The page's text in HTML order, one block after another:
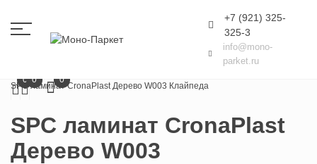
+7 (921) 325-
325-3
info@mono-
parket.ru
0 0 0
SPC ламинат CronaPlast Дерево W003 Клайпеда
SPC ламинат CronaPlast
Дерево W003